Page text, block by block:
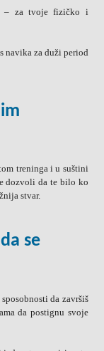
za tvoje fizičko i
navika za duži period
treninga i u suštini
dozvoli da te bilo ko
stvar.
se
da završiš
da postignu svoje